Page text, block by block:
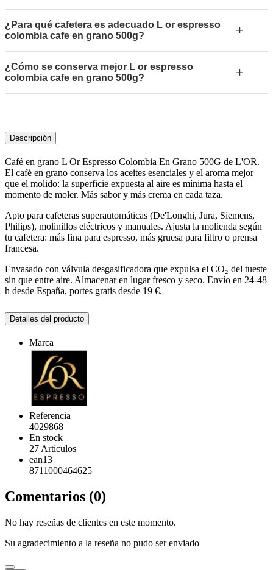
¿Para qué cafetera es adecuado L or espresso
colombia cafe en grano 500g?
+
¿Cómo se conserva mejor L or espresso
colombia cafe en grano 500g?
+
Descripción
Café en grano L Or Espresso Colombia En Grano 500G de L'OR.
El café en grano conserva los aceites esenciales y el aroma mejor
que el molido: la superficie expuesta al aire es mínima hasta el
momento de moler. Más sabor y más crema en cada taza.
Apto para cafeteras superautomáticas (De'Longhi, Jura, Siemens,
Philips), molinillos eléctricos y manuales. Ajusta la molienda según
tu cafetera: más fina para espresso, más gruesa para filtro o prensa
francesa.
Envasado con válvula desgasificadora que expulsa el CO₂ del tueste
sin que entre aire. Almacenar en lugar fresco y seco. Envío en 24-48
h desde España, portes gratis desde 19 €.
Detalles del producto
Marca
Referencia
4029868
En stock
27 Artículos
ean13
8711000464625
Comentarios (0)
No hay reseñas de clientes en este momento.
Su agradecimiento a la reseña no pudo ser enviado